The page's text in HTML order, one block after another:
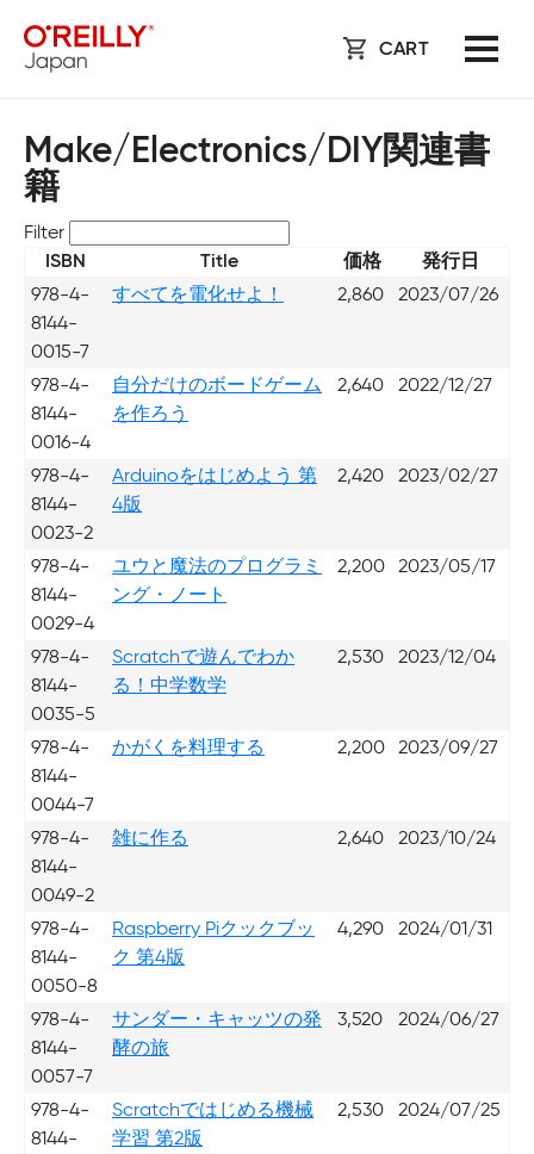
CART
Make/Electronics/DIY関連書
籍
Filter
ISBN Title 価格 発行日
978-4-
8144-
0015-7
すべてを電化せよ！ 2,860 2023/07/26
978-4-
8144-
0016-4
自分だけのボードゲーム
を作ろう
2,640 2022/12/27
978-4-
8144-
0023-2
Arduinoをはじめよう 第
4版
2,420 2023/02/27
978-4-
8144-
0029-4
ユウと魔法のプログラミ
ング・ノート
2,200 2023/05/17
978-4-
8144-
0035-5
Scratchで遊んでわか
る！中学数学
2,530 2023/12/04
978-4-
8144-
0044-7
かがくを料理する 2,200 2023/09/27
978-4-
8144-
0049-2
雑に作る 2,640 2023/10/24
978-4-
8144-
0050-8
Raspberry Piクックブッ
ク 第4版
4,290 2024/01/31
978-4-
8144-
0057-7
サンダー・キャッツの発
酵の旅
3,520 2024/06/27
978-4-
8144-
Scratchではじめる機械
学習 第2版
2,530 2024/07/25